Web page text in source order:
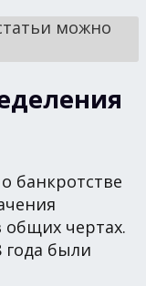
можно
банкротстве
чертах.
года были